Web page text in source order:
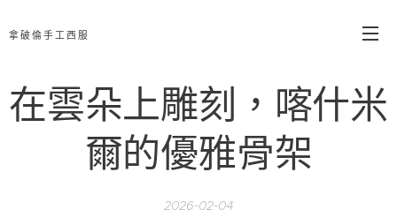
拿破倫手工西服
在雲朵上雕刻，喀什米
爾的優雅骨架
2026-02-04